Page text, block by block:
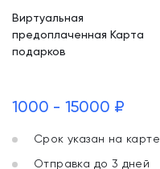
Виртуальная
предоплаченная Карта
подарков
1000 - 15000 ₽
Срок указан на карте
Отправка до 3 дней